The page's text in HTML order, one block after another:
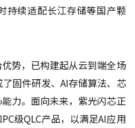
持续适配长江存储等国产颗
势，已构建起从云到端全场
固件研发、AI存储算法、芯
力。面向未来，紫光闪芯正
级QLC产品，以满足AI应用